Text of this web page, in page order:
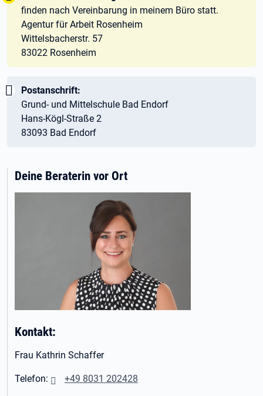
finden nach Vereinbarung in meinem Büro statt.
Agentur für Arbeit Rosenheim
Wittelsbacherstr. 57
83022 Rosenheim
Wichtig:
Postanschrift:
Grund- und Mittelschule Bad Endorf
Hans-Kögl-Straße 2
83093 Bad Endorf
Deine Beraterin vor Ort
Kontakt:
Frau Kathrin Schaffer
Telefon: +49 8031 202428